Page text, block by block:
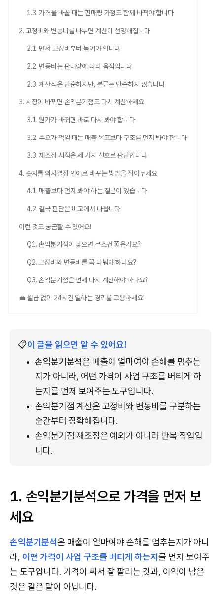
1.3. 가격을 바꿀 때는 판매량 가정도 함께 바꿔야 합니다
2. 고정비와 변동비를 나누면 계산이 선명해집니다
2.1. 먼저 고정비부터 묶어야 합니다
2.2. 변동비는 판매량에 따라 움직입니다
2.3. 계산식은 단순하지만, 분류는 단순하지 않습니다
3. 시장이 바뀌면 손익분기점도 다시 계산하세요
3.1. 원가가 바뀌면 바로 다시 봐야 합니다
3.2. 수요가 꺾일 때는 매출 목표보다 구조를 먼저 봐야 합니다
3.3. 재조정 시점은 세 가지 신호로 판단합니다
4. 숫자를 의사결정 언어로 바꾸는 방법을 잡아두세요
4.1. 매출보다 먼저 봐야 하는 질문이 있습니다
4.2. 결국 판단은 비교에서 나옵니다
이런 것도 궁금할 수 있어요!
Q1. 손익분기점이 낮으면 무조건 좋은가요?
Q2. 고정비와 변동비를 꼭 나눠야 하나요?
Q3. 손익분기점은 언제 다시 계산해야 하나요?
💼 월급 없이 24시간 일하는 경리를 고용하세요!
📋이 글을 읽으면 알 수 있어요!
손익분기분석은 매출이 얼마여야 손해를 멈추는
지가 아니라, 어떤 가격이 사업 구조를 버티게 하
는지를 먼저 보여주는 도구입니다.
손익분기점 계산은 고정비와 변동비를 구분하는
순간부터 정확해집니다.
손익분기점 재조정은 예외가 아니라 반복 작업입
니다.
1. 손익분기분석으로 가격을 먼저 보
세요
손익분기분석은 매출이 얼마여야 손해를 멈추는지가 아니
라, 어떤 가격이 사업 구조를 버티게 하는지를 먼저 보여주
는 도구입니다. 가격이 싸서 잘 팔리는 것과, 이익이 남은
것은 같은 말이 아닙니다.